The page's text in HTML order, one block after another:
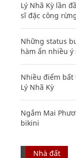
Lý Nhã Kỳ lần
sĩ đặc công
Những status
hàm ẩn nhiều ý
Nhiều điểm
Lý Nhã Kỳ
Ngắm Mai
bikini
Nhà đất